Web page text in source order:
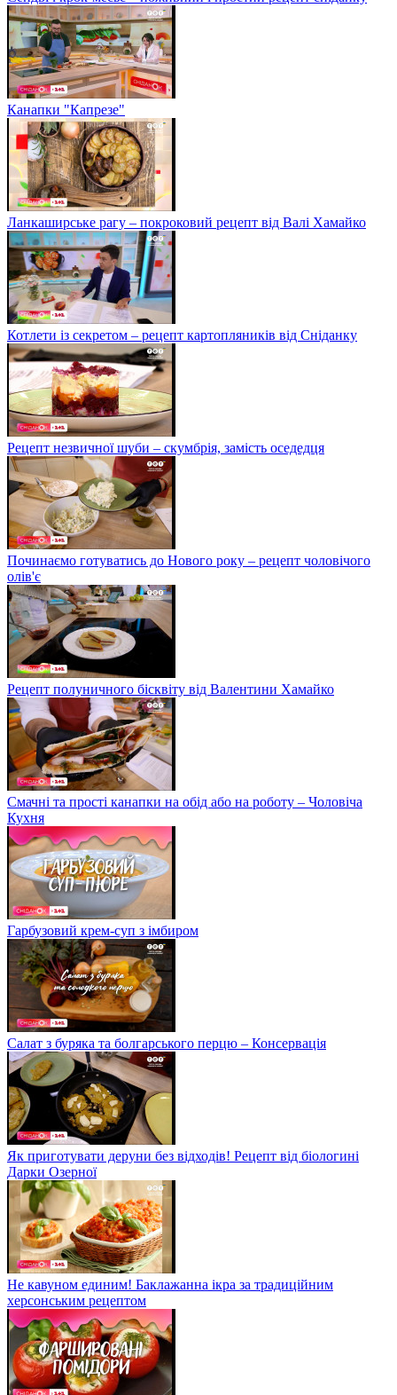
Канапки "Капрезе"
Ланкаширське рагу – покроковий рецепт від Валі Хамайко
Котлети із секретом – рецепт картопляників від Сніданку
Рецепт незвичної шуби – скумбрія, замість оседедця
Починаємо готуватись до Нового року – рецепт чоловічого
олів'є
Рецепт полуничного бісквіту від Валентини Хамайко
Смачні та прості канапки на обід або на роботу – Чоловіча
Кухня
Гарбузовий крем-суп з імбиром
Салат з буряка та болгарського перцю – Консервація
Як приготувати деруни без відходів! Рецепт від біологині
Дарки Озерної
Не кавуном единим! Баклажанна ікра за традиційним
херсонським рецептом